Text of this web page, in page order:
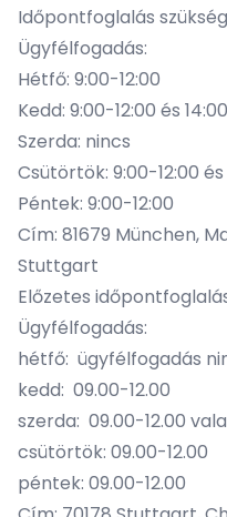
Időpontfoglalás
Ügyfélfogadás:
Hétfő: 9:00-12:00
Kedd: 9:00-12:00 és
Szerda: nincs
Csütörtök: 9:00-12:00 és
Péntek: 9:00-12:00
Cím: 81679 München,
Stuttgart
Előzetes
Ügyfélfogadás:
hétfő: ügyfélfogadás
kedd: 09.00-12.00
szerda: 09.00-12.00
csütörtök: 09.00-12.00
péntek: 09.00-12.00